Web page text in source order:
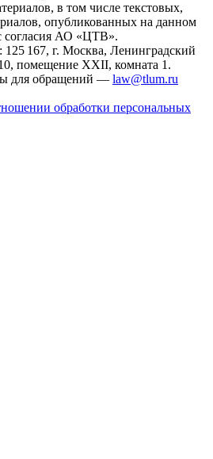
в том числе текстовых,
опубликованных на данном
согласия АО «ЦТВ».
125 167, г. Москва, Ленинградский
помещение XXII, комната 1.
для обращений — law@tlum.ru
обработки персональных